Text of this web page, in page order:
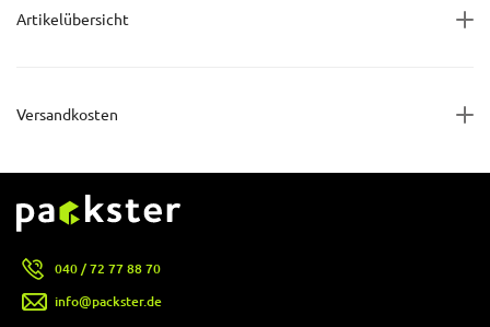
Artikelübersicht
Versandkosten
040 / 72 77 88 70
info@packster.de